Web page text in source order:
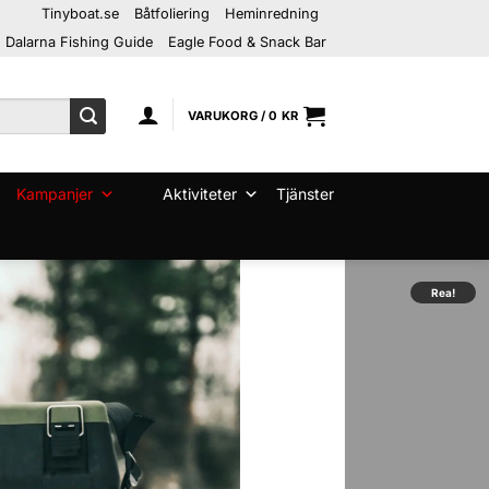
Tinyboat.se Båtfoliering
Heminredning
Dalarna Fishing Guide
Eagle Food & Snack Bar
VARUKORG /0 KR
Kampanjer Aktiviteter Tjänster
Rea!